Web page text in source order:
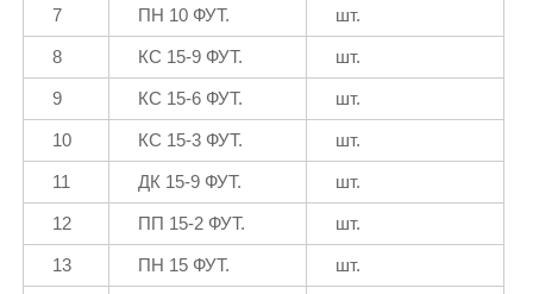
7 ПН 10 ФУТ. шт.
8 КС 15-9 ФУТ. шт.
9 КС 15-6 ФУТ. шт.
10 КС 15-3 ФУТ. шт.
11 ДК 15-9 ФУТ. шт.
12 ПП 15-2 ФУТ. шт.
13 ПН 15 ФУТ. шт.